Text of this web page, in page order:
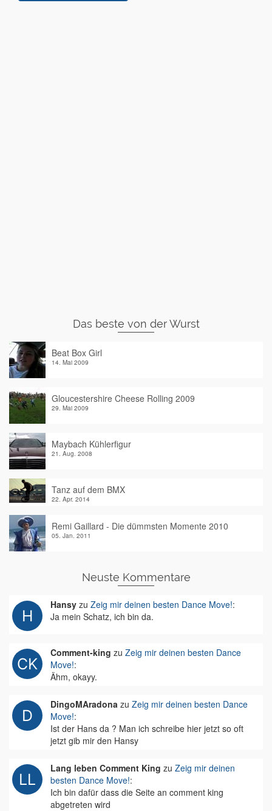
Das beste von der Wurst
Beat Box Girl
14. Mai 2009
Gloucestershire Cheese Rolling 2009
29. Mai 2009
Maybach Kühlerfigur
21. Aug. 2008
Tanz auf dem BMX
22. Apr. 2014
Remi Gaillard - Die dümmsten Momente 2010
05. Jan. 2011
Neuste Kommentare
Hansy zu Zeig mir deinen besten Dance Move!:
Ja mein Schatz, ich bin da.
Comment-king zu Zeig mir deinen besten Dance
Move!:
Ähm, okayy.
DingoMAradona zu Zeig mir deinen besten Dance
Move!:
Ist der Hans da ? Man ich schreibe hier jetzt so oft
jetzt gib mir den Hansy
Lang leben Comment King zu Zeig mir deinen
besten Dance Move!:
Ich bin dafür dass die Seite an comment king
abgetreten wird